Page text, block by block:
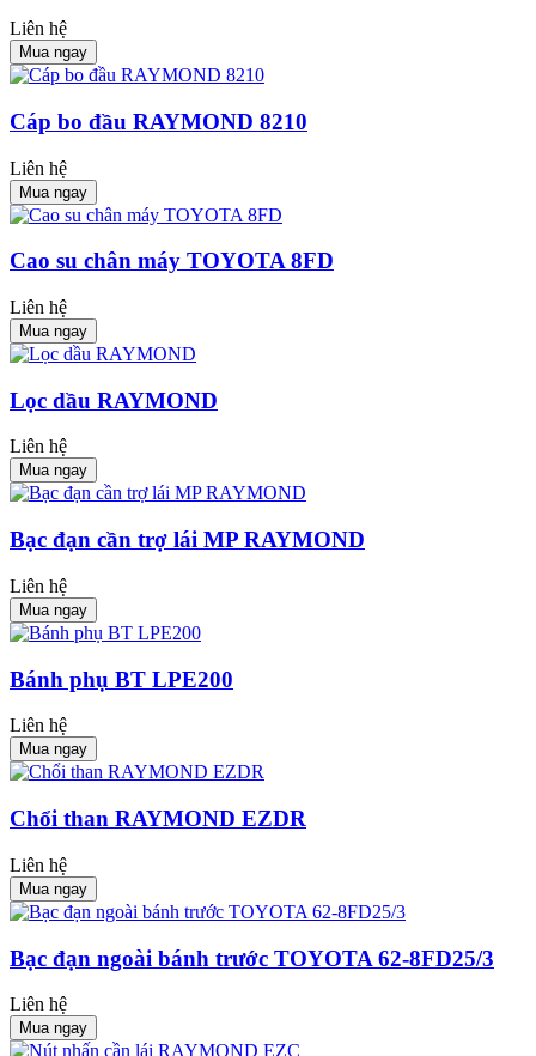
Liên hệ
Mua ngay
Cáp bo đầu RAYMOND 8210
Liên hệ
Mua ngay
Cao su chân máy TOYOTA 8FD
Liên hệ
Mua ngay
Lọc dầu RAYMOND
Liên hệ
Mua ngay
Bạc đạn cần trợ lái MP RAYMOND
Liên hệ
Mua ngay
Bánh phụ BT LPE200
Liên hệ
Mua ngay
Chổi than RAYMOND EZDR
Liên hệ
Mua ngay
Bạc đạn ngoài bánh trước TOYOTA 62-8FD25/3
Liên hệ
Mua ngay